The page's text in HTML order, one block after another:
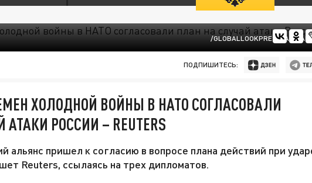
/GLOBALLOOKPRESS/ADRIAN
ПОДПИШИТЕСЬ:
ХОЛОДНОЙ ВОЙНЫ В НАТО СОГЛАСОВАЛИ
РОССИИ – REUTERS
альянс пришел к согласию в вопросе плана действий при
Reuters, ссылаясь на трех дипломатов.